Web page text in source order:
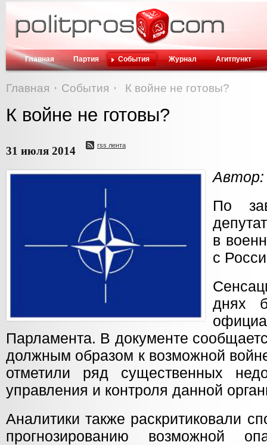
Главная Партия События Журнал Агитпункт
Главная События К войне не готовы?
К войне не готовы?
31 июля 2014 rss лента
Автор:
По
в
с
днях
Парламента. В документе
должным образом к возможной
отметили ряд существенных
управления и контроля данной
Аналитики также раскритиковали
прогнозированию возможной